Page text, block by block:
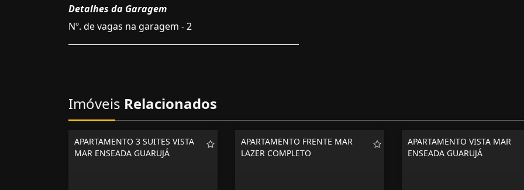
Detalhes da Garagem
Nº. de vagas na garagem - 2
Imóveis Relacionados
APARTAMENTO 3 SUITES VISTA
MAR ENSEADA GUARUJÁ
APARTAMENTO FRENTE MAR
LAZER COMPLETO
APARTAMENTO VISTA MAR
ENSEADA GUARUJÁ